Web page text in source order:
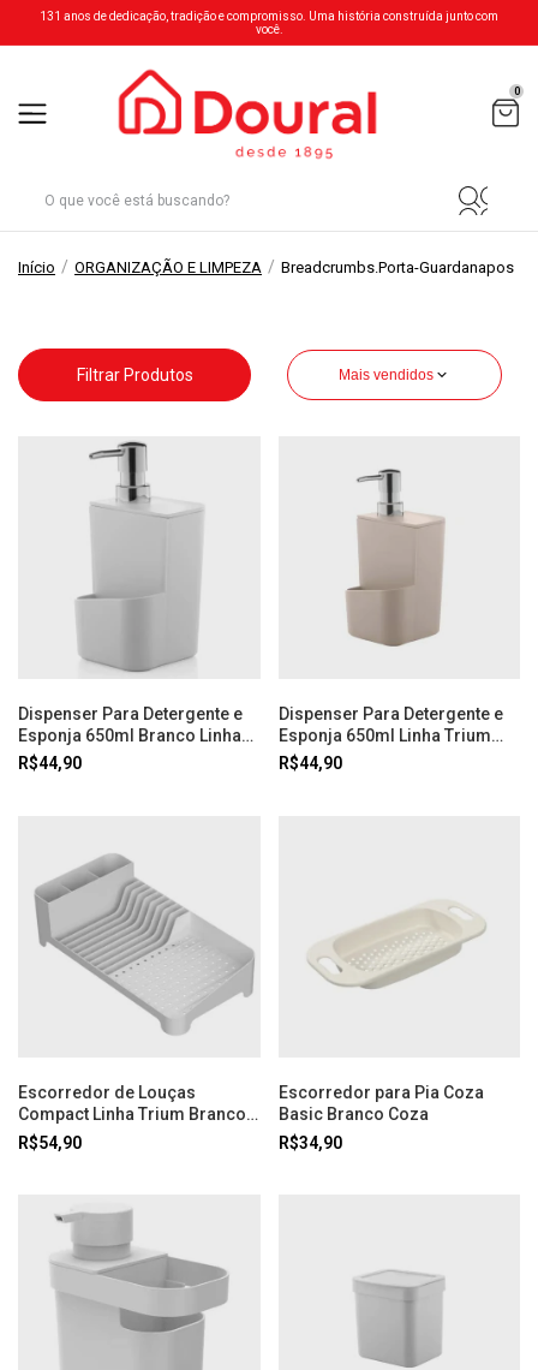
131 anos de dedicação, tradição e compromisso. Uma história construída junto com
você.
0
Início / ORGANIZAÇÃO E LIMPEZA / Breadcrumbs.porta-Guardanapos
Filtrar Produtos Mais vendidos
Dispenser Para Detergente e
Esponja 650ml Branco Linha
Trium Ou
R$44,90
Dispenser Para Detergente e
Esponja 650ml Linha Trium
Branco Ou
R$44,90
Escorredor de Louças
Compact Linha Trium Branco
Ou
R$54,90
Escorredor para Pia Coza
Basic Branco Coza
R$34,90